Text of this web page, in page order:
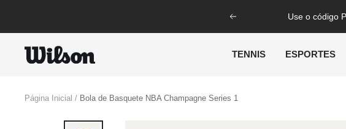
Anterior Use o código
TENNIS ESPORTES
Wilson
Página Inicial Bola de Basquete NBA Champagne Series 1